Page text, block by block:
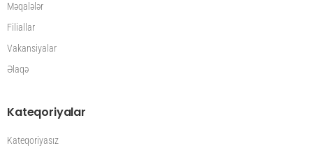
Məqalələr
Filiallar
Vakansiyalar
Əlaqə
Kateqoriyalar
Kateqoriyasız